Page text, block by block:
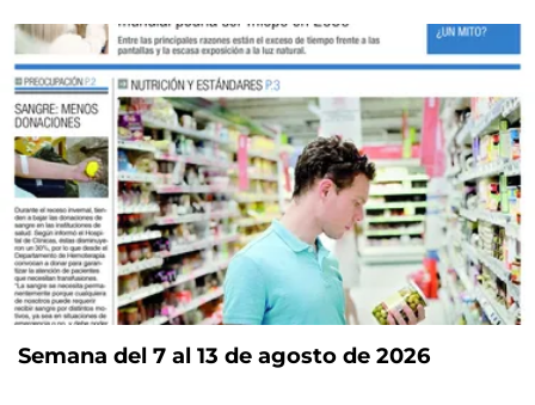
Semana del 7 al 13 de agosto de 2026